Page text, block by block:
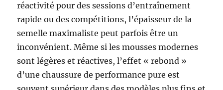
réactivité pour des sessions d’entraînement
rapide ou des compétitions, l’épaisseur de la
semelle maximaliste peut parfois être un
inconvénient. Même si les mousses modernes
sont légères et réactives, l’effet « rebond »
d’une chaussure de performance pure est